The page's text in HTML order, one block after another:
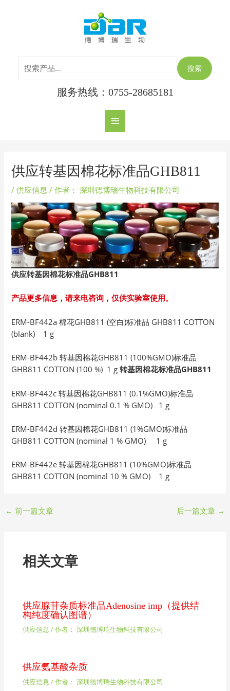
主
菜
单
搜索
服务热线：0755-28685181
供应转基因棉花标准品GHB811
/供应信息 / 作者： 深圳德博瑞生物科技有限公司
供应转基因棉花标准品GHB811
产品更多信息，请来电咨询，仅供实验室使用。
ERM-BF442a 棉花GHB811 (空白)标准品 GHB811 COTTON
(blank) 1 g
ERM-BF442b 转基因棉花GHB811 (100%GMO)标准品
GHB811 COTTON (100 %) 1 g转基因棉花标准品GHB811
ERM-BF442c 转基因棉花GHB811 (0.1%GMO)标准品
GHB811 COTTON (nominal 0.1 % GMO) 1 g
ERM-BF442d 转基因棉花GHB811 (1%GMO)标准品
GHB811 COTTON (nominal 1 % GMO) 1 g
ERM-BF442e 转基因棉花GHB811 (10%GMO)标准品
GHB811 COTTON (nominal 10 % GMO) 1 g
← 前一篇文章 后一篇文章 →
相关文章
供应腺苷杂质标准品Adenosine imp（提供结
构纯度确认图谱）
供应信息 / 作者： 深圳德博瑞生物科技有限公司
供应氨基酸杂质
供应信息 / 作者： 深圳德博瑞生物科技有限公司